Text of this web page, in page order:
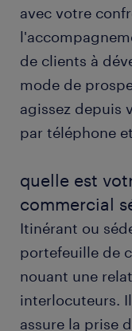
avec randstad
formation et
avec votre
de clients à
mode de
agissez depuis
par téléphone
quelle est
commercial
Itinérant ou
portefeuille de
nouant une
interlocuteurs.
assure la prise